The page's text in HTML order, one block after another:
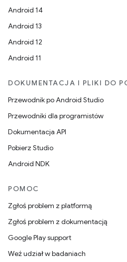
Android 14
Android 13
Android 12
Android 11
DOKUMENTACJA I PLIKI DO
Przewodnik po Android Studio
Przewodniki dla programistów
Dokumentacja API
Pobierz Studio
Android NDK
POMOC
Zgłoś problem z platformą
Zgłoś problem z dokumentacją
Google Play support
Weź udział w badaniach